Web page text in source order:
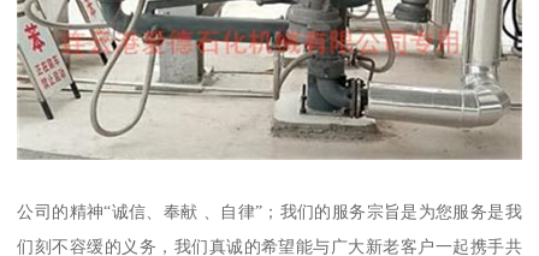
公司的精神“诚信、奉献 、自律”；我们的服务宗旨是为您服务是我
们刻不容缓的义务，我们真诚的希望能与广大新老客户一起携手共